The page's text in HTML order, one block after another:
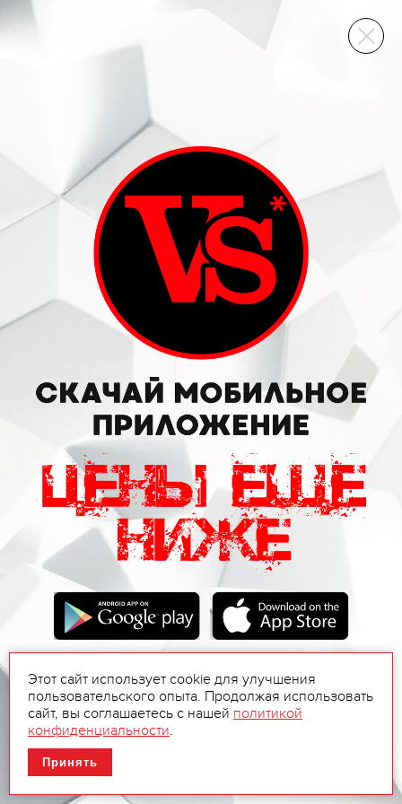
ВИННЫЙ СКЛАД
Этот сайт использует cookie для улучшения
пользовательского опыта. Продолжая использовать
сайт, вы соглашаетесь с нашей политикой
конфиденциальности.
Принять